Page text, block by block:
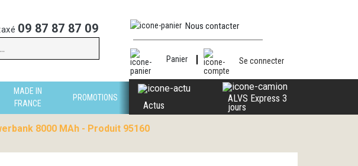
09 87 87 87 09 Nous contacter
Panier Se connecter
MADE IN
FRANCE
PROMOTIONS
Actus
ALVS Express 3
jours
8000 MAh - Produit 95160